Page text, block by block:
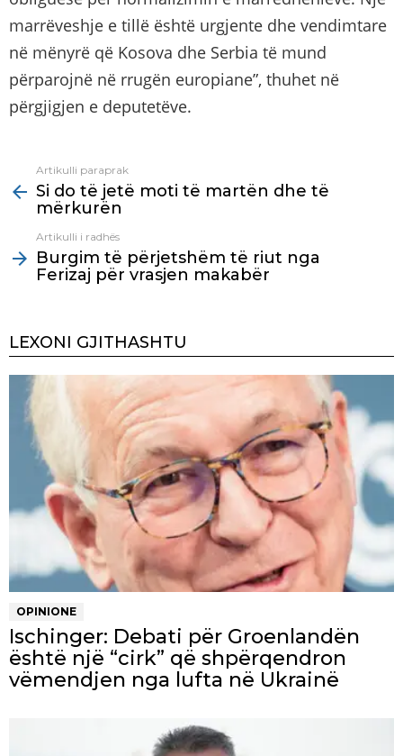
marrëveshje e tillë është urgjente dhe vendimtare
në mënyrë që Kosova dhe Serbia të mund
përparojnë në rrugën europiane”, thuhet në
përgjigjen e deputetëve.
more
Artikulli paraprak
Si do të jetë moti të martën dhe të
mërkurën
Artikulli i radhës
Burgim të përjetshëm të riut nga
Ferizaj për vrasjen makabër
LEXONI GJITHASHTU
OPINIONE
Ischinger: Debati për Groenlandën
është një “cirk” që shpërqendron
vëmendjen nga lufta në Ukrainë